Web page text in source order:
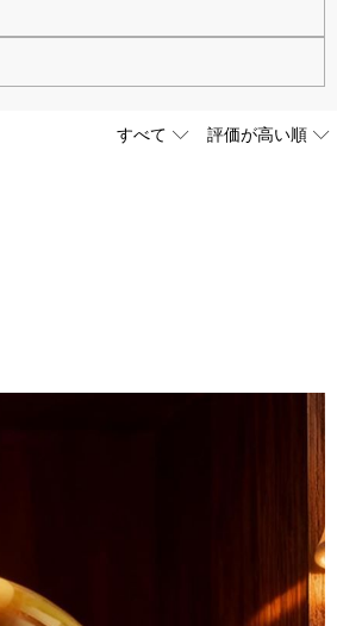
ださい。
また、海外配送の際は受取人様に関税
時に注文番号もお送りください。
Drawelryからのメールを迷惑メールでな